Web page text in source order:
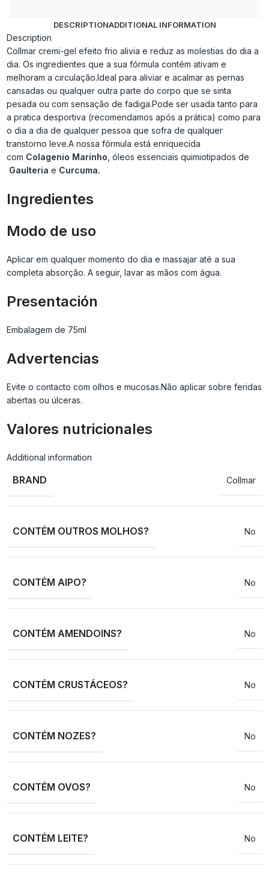
DESCRIPTIONADDITIONAL INFORMATION
Description
Collmar cremi-gel efeito frio alivia e reduz as molestias do dia a
dia. Os ingredientes que a sua fórmula contém ativam e
melhoram a circulação.Ideal para aliviar e acalmar as pernas
cansadas ou qualquer outra parte do corpo que se sinta
pesada ou com sensação de fadiga.Pode ser usada tanto para
a pratica desportiva (recomendamos após a prática) como para
o dia a dia de qualquer pessoa que sofra de qualquer
transtorno leve.A nossa fórmula está enriquecida
com Colagenio Marinho , óleos essenciais quimiotipados de
Gaulteria e Curcuma.
Ingredientes
Modo de uso
Aplicar em qualquer momento do dia e massajar até a sua
completa absorção. A seguir, lavar as mãos com água.
Presentación
Embalagem de 75ml
Advertencias
Evite o contacto com olhos e mucosas.Não aplicar sobre feridas
abertas ou úlceras.
Valores nutricionales
Additional information
BRAND Collmar
CONTÉM OUTROS MOLHOS? No
CONTÉM AIPO? No
CONTÉM AMENDOINS? No
CONTÉM CRUSTÁCEOS? No
CONTÉM NOZES? No
CONTÉM OVOS? No
CONTÉM LEITE? No